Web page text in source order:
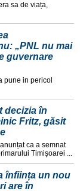
sa de viața,
„PNL nu mai
guvernare
pune in pericol
decizia în
Fritz, găsit
ca a semnat
Timișoarei ...
înființa un nou
are în